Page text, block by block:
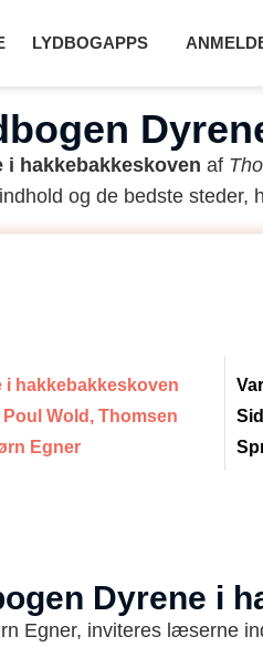
LYDBOGAPPS
i hakkebakkeskoven af
og de bedste steder,
i hakkebakkeskoven
Wold, Thomsen
Egner
Dyrene i
Egner, inviteres læserne